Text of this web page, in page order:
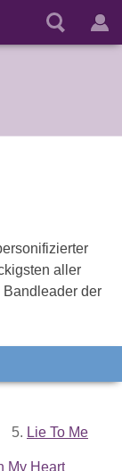
aller
Bandleader der
5. Lie To Me
My Heart